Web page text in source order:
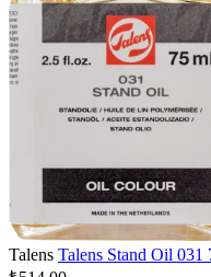
Talens Talens Stand Oil 031